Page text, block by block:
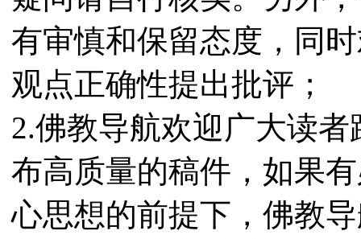
有审慎和保留态度，同
观点正确性提出批评；
2.佛教导航欢迎广大读
布高质量的稿件，如果
心思想的前提下，佛教